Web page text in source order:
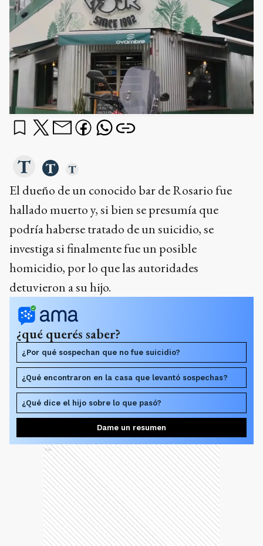
El dueño de un conocido bar de Rosario fue
hallado muerto y, si bien se presumía que
podría haberse tratado de un suicidio, se
investiga si finalmente fue un posible
homicidio, por lo que las autoridades
detuvieron a su hijo.
¿qué querés saber?
¿Por qué sospechan que no fue suicidio?
¿Qué encontraron en la casa que levantó sospechas?
¿Qué dice el hijo sobre lo que pasó?
Dame un resumen
Ads